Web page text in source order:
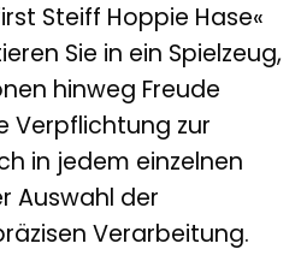
Steiff Hoppie Hase«
Sie in ein Spielzeug,
hinweg Freude
Verpflichtung zur
in jedem einzelnen
Auswahl der
Verarbeitung.